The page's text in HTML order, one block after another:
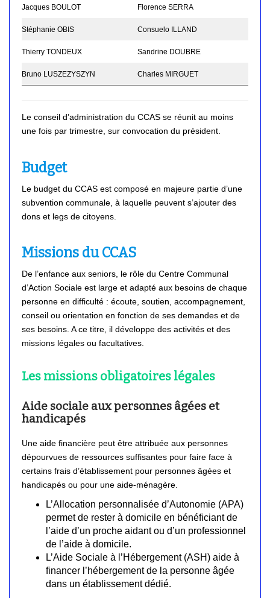
Jacques BOULOT Florence SERRA
Stéphanie OBIS Consuelo ILLAND
Thierry TONDEUX Sandrine DOUBRE
Bruno LUSZEZYSZYN Charles MIRGUET
Le conseil d’administration du CCAS se réunit au moins
une fois par trimestre, sur convocation du président.
Budget
Le budget du CCAS est composé en majeure partie d’une
subvention communale, à laquelle peuvent s’ajouter des
dons et legs de citoyens.
Missions du CCAS
De l’enfance aux seniors, le rôle du Centre Communal
d’Action Sociale est large et adapté aux besoins de chaque
personne en difficulté : écoute, soutien, accompagnement,
conseil ou orientation en fonction de ses demandes et de
ses besoins. A ce titre, il développe des activités et des
missions légales ou facultatives.
Les missions obligatoires légales
Aide sociale aux personnes âgées et
handicapés
Une aide financière peut être attribuée aux personnes
dépourvues de ressources suffisantes pour faire face à
certains frais d’établissement pour personnes âgées et
handicapés ou pour une aide-ménagère.
L’Allocation personnalisée d’Autonomie (APA)
permet de rester à domicile en bénéficiant de
l’aide d’un proche aidant ou d’un professionnel
de l’aide à domicile.
L’Aide Sociale à l’Hébergement (ASH) aide à
financer l’hébergement de la personne âgée
dans un établissement dédié.